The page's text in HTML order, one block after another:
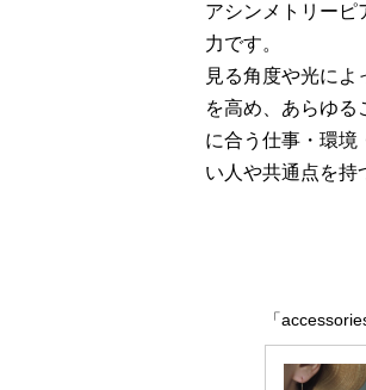
アシンメトリーピ
力です。
見る角度や光に
を高め、あらゆる
に合う仕事・環境
い人や共通点を持
「